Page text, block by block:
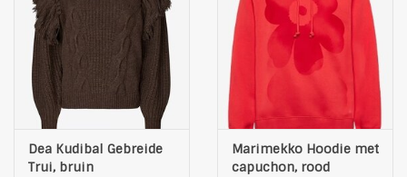
Dea Kudibal Gebreide
Trui, bruin
Marimekko Hoodie met
capuchon, rood